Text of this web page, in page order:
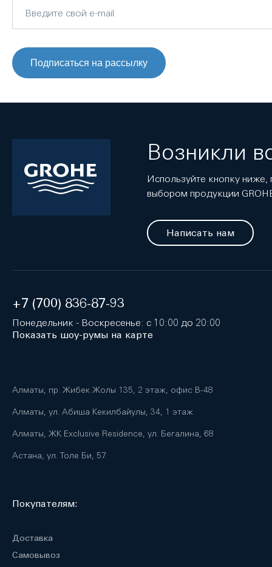
Подписаться на рассылку
Возникли
Используйте кнопку
выбором продукции
Написать нам
+7 (700) 836-87-93
Понедельник - Воскресенье: с 10:00 до 20:00
Показать шоу-румы на карте
Алматы, пр. Жибек Жолы 135, 2 этаж, офис B-48
Алматы, ул. Абиша Кекилбайулы, 34, 1 этаж
Алматы, ЖК Exclusive Residence, ул. Бегалина, 68
Астана, ул. Толе Би, 57
Покупателям:
Доставка
Самовывоз